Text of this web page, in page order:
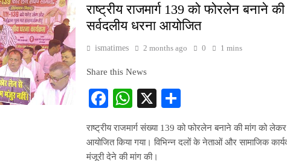
राष्ट्रीय राजमार्ग 139 को फोरलेन बनाने
सर्वदलीय धरना आयोजित
ismatimes 2 months ago 0 1 mins
Share this News
Facebook
WhatsApp
X
राष्ट्रीय राजमार्ग संख्या 139 को फोरलेन बनाने की मांग को
आयोजित किया गया। विभिन्न दलों के नेताओं और सामाजिक
मंजूरी देने की मांग की।